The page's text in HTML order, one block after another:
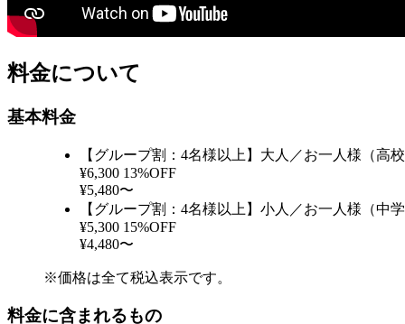
料金について
基本料金
【グループ割：4名様以上】大人／お一人様（高校
¥6,300 13%OFF
¥5,480〜
【グループ割：4名様以上】小人／お一人様（中学
¥5,300 15%OFF
¥4,480〜
※価格は全て税込表示です。
料金に含まれるもの